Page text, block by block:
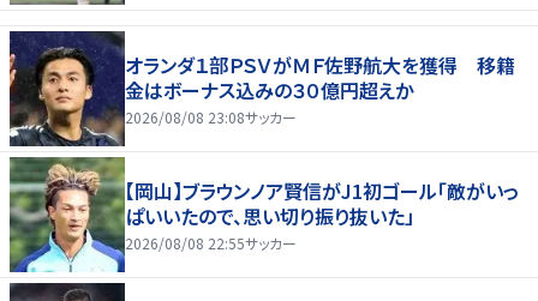
オランダ１部ＰＳＶがＭＦ佐野航大を獲得 移籍
金はボーナス込みの３０億円超えか
2026/08/08 23:08サッカー
【岡山】ブラウンノア賢信がJ1初ゴール「敵がいっ
ぱいいたので、思い切り振り抜いた」
2026/08/08 22:55サッカー